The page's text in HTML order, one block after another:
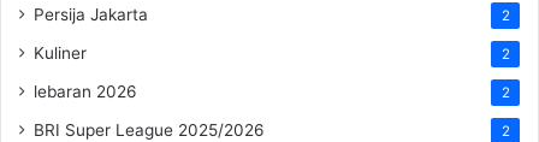
Persija Jakarta 2
Kuliner 2
lebaran 2026 2
BRI Super League 2025/2026 2